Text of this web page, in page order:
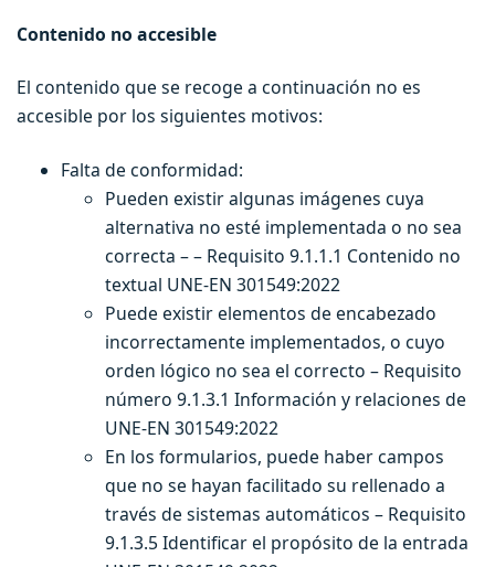
Contenido no accesible
El contenido que se recoge a continuación no es
accesible por los siguientes motivos:
Falta de conformidad:
Pueden existir algunas imágenes cuya
alternativa no esté implementada o no sea
correcta – – Requisito 9.1.1.1 Contenido no
textual UNE-EN 301549:2022
Puede existir elementos de encabezado
incorrectamente implementados, o cuyo
orden lógico no sea el correcto – Requisito
número 9.1.3.1 Información y relaciones de
UNE-EN 301549:2022
En los formularios, puede haber campos
que no se hayan facilitado su rellenado a
través de sistemas automáticos – Requisito
9.1.3.5 Identificar el propósito de la entrada